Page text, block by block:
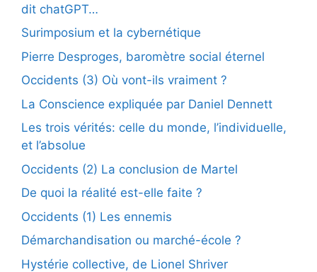
dit chatGPT…
Surimposium et la cybernétique
Pierre Desproges, baromètre social éternel
Occidents (3) Où vont-ils vraiment ?
La Conscience expliquée par Daniel Dennett
Les trois vérités: celle du monde, l’individuelle,
et l’absolue
Occidents (2) La conclusion de Martel
De quoi la réalité est-elle faite ?
Occidents (1) Les ennemis
Démarchandisation ou marché-école ?
Hystérie collective, de Lionel Shriver